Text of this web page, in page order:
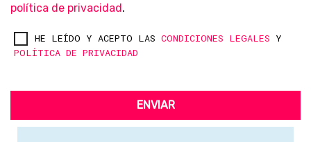
política de privacidad.
HE LEÍDO Y ACEPTO LAS CONDICIONES LEGALES Y
POLÍTICA DE PRIVACIDAD
ENVIAR